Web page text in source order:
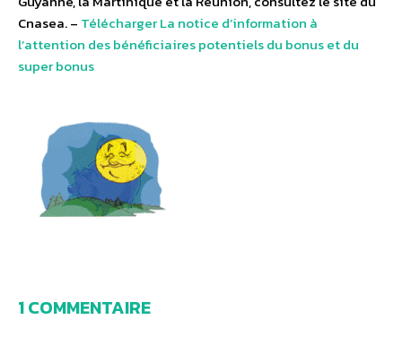
Cnasea. – Télécharger La notice d’information à
l’attention des bénéficiaires potentiels du bonus et du
super bonus
1 COMMENTAIRE